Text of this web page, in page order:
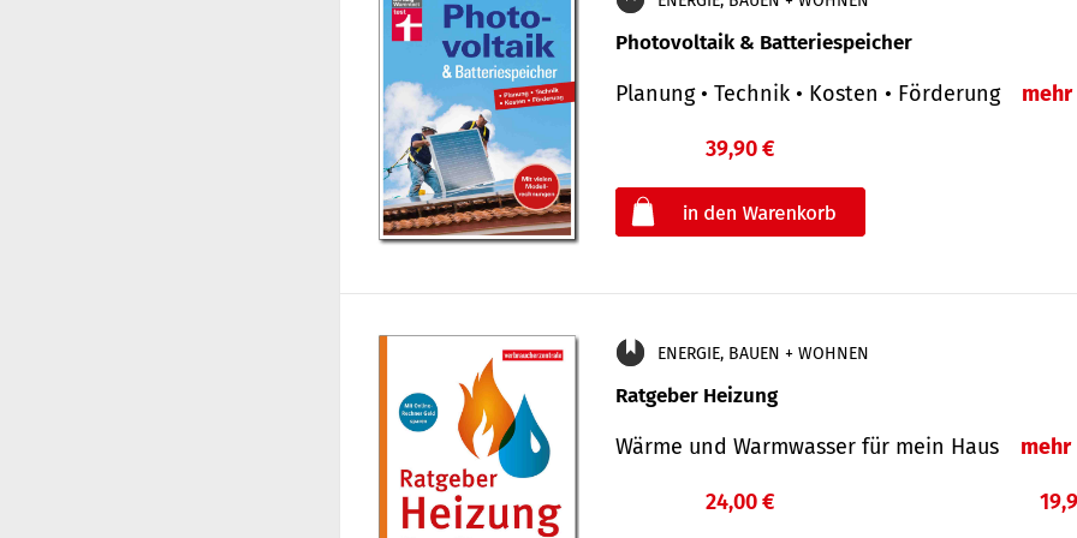
Photovoltaik & Batteriespeicher
Planung • Technik • Kosten • Förderung mehr
39,90 €
ENERGIE, BAUEN + WOHNEN
Ratgeber Heizung
Wärme und Warmwasser für mein Haus mehr
24,00 €